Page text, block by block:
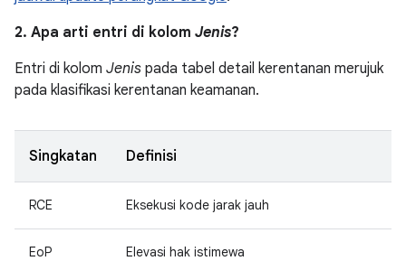
2. Apa arti entri di kolom Jenis?
Entri di kolom Jenis pada tabel detail kerentanan merujuk
pada klasifikasi kerentanan keamanan.
Singkatan Definisi
RCE Eksekusi kode jarak jauh
EoP Elevasi hak istimewa